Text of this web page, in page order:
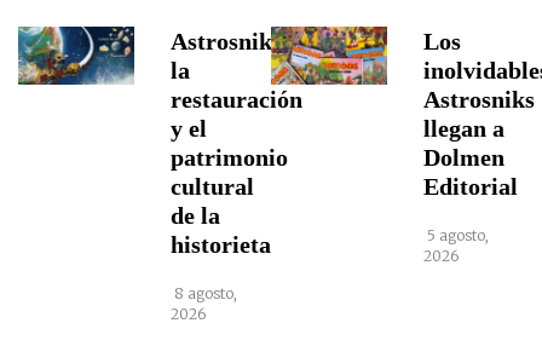
Astrosniks,
la
restauración
y el
patrimonio
cultural
de la
historieta
8 agosto,
2026
Los
Astrosniks
llegan a
Dolmen
Editorial
5 agosto,
2026